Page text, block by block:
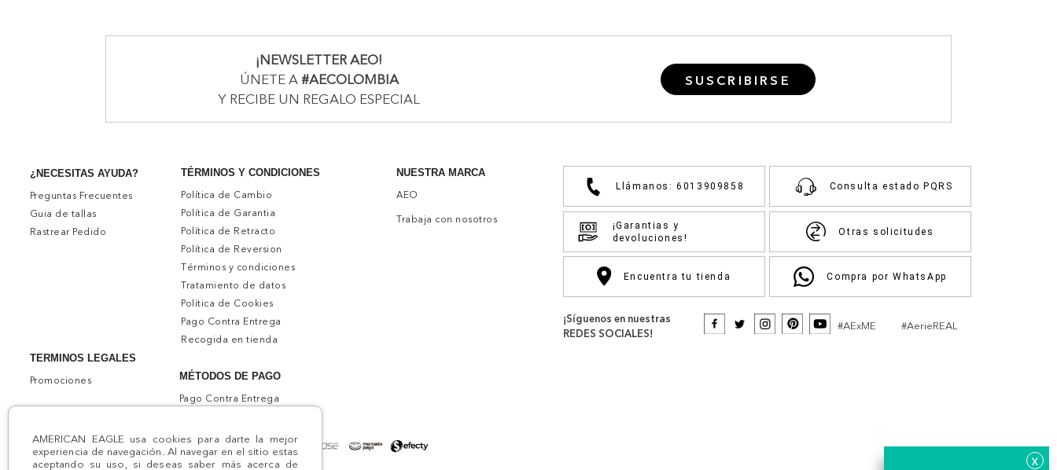
AMERICAN EAGLE usa cookies para darte la mejor
experiencia de navegación. Al navegar en el sitio estas
aceptando su uso, si deseas saber más acerca de
x
¡NEWSLETTER AEO!
ÚNETE A #AECOLOMBIA
Y RECIBE UN REGALO ESPECIAL
SUSCRIBIRSE
¿NECESITAS AYUDA?
Preguntas Frecuentes
Guia de tallas
Rastrear Pedido
TERMINOS LEGALES
Promociones
TÉRMINOS Y CONDICIONES
Política de Cambio
Política de Garantia
Política de Retracto
Política de Reversion
Términos y condiciones
Tratamiento de datos
Política de Cookies
Pago Contra Entrega
Recogida en tienda
NUESTRA MARCA
AEO
Trabaja con nosotros
MÉTODOS DE PAGO
Pago Contra Entrega
Llámanos: 6013909858 Consulta estado PQRS
¡Garantias y
devoluciones!
Otras solicitudes
Encuentra tu tienda Compra por WhatsApp
¡Síguenos en nuestras
REDES SOCIALES!
#AExME #AerieREAL